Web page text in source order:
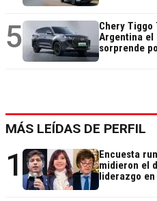
5
Chery Tiggo
Argentina el
sorprende
MÁS LEÍDAS DE PERFIL
1
Encuesta
midieron el
liderazgo